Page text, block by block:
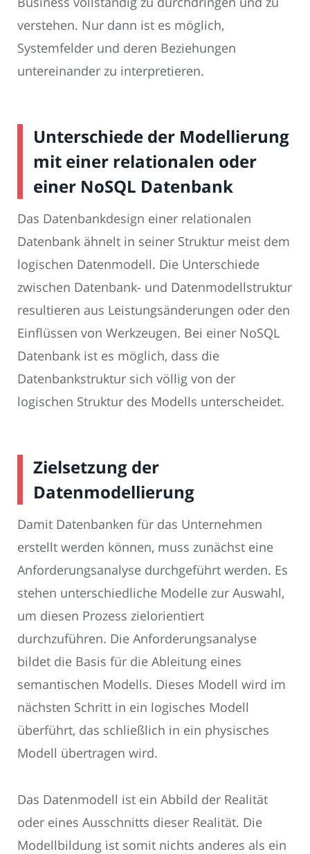
verstehen. Nur dann ist es möglich,
Systemfelder und deren Beziehungen
untereinander zu interpretieren.
Unterschiede der Modellierung
mit einer relationalen oder
einer NoSQL Datenbank
Das Datenbankdesign einer relationalen
Datenbank ähnelt in seiner Struktur meist dem
logischen Datenmodell. Die Unterschiede
zwischen Datenbank- und Datenmodellstruktur
resultieren aus Leistungsänderungen oder den
Einflüssen von Werkzeugen. Bei einer NoSQL
Datenbank ist es möglich, dass die
Datenbankstruktur sich völlig von der
logischen Struktur des Modells unterscheidet.
Zielsetzung der
Datenmodellierung
Damit Datenbanken für das Unternehmen
erstellt werden können, muss zunächst eine
Anforderungsanalyse durchgeführt werden. Es
stehen unterschiedliche Modelle zur Auswahl,
um diesen Prozess zielorientiert
durchzuführen. Die Anforderungsanalyse
bildet die Basis für die Ableitung eines
semantischen Modells. Dieses Modell wird im
nächsten Schritt in ein logisches Modell
überführt, das schließlich in ein physisches
Modell übertragen wird.
Das Datenmodell ist ein Abbild der Realität
oder eines Ausschnitts dieser Realität. Die
Modellbildung ist somit nichts anderes als ein